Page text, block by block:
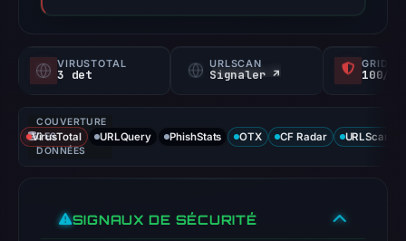
VIRUSTOTAL
3 det
URLSCAN
Signaler ↗ 100/
COUVERTURE
DES
DONNÉES
VirusTotal URLQuery PhishStats OTX CF Radar URLScan
SIGNAUX DE SÉCURITÉ